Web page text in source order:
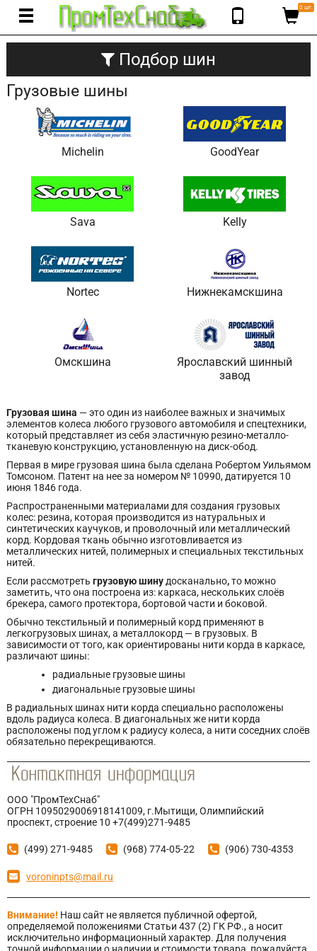
0 шт.
Подбор шин
Грузовые шины
Michelin GoodYear
Sava Kelly
Nortec Нижнекамскшина
Омскшина
Ярославский шинный
завод
Грузовая шина — это один из наиболее важных и значимых
элементов колеса любого грузового автомобиля и спецтехники,
который представляет из себя эластичную резино-металло-
тканевую конструкцию, установленную на диск-обод.
Первая в мире грузовая шина была сделана Робертом Уильямом
Томсоном. Патент на нее за номером № 10990, датируется 10
июня 1846 года.
Распространенными материалами для создания грузовых
колес: резина, которая производится из натуральных и
синтетических каучуков, и проволочный или металлический
корд. Кордовая ткань обычно изготовливается из
металлических нитей, полимерных и специальных текстильных
нитей.
Если рассмотреть грузовую шину досканально,то можно
заметить, что она построена из: каркаса, нескольких слоёв
брекера, самого протектора, бортовой части и боковой.
Обычно текстильный и полимерный корд применяют в
легкогрузовых шинах, а металлокорд — в грузовых. В
зависимости от того, как ориентированы нити корда в каркасе,
различают шины:
радиальные грузовые шины
диагональные грузовые шины
В радиальных шинах нити корда специально расположены
вдоль радиуса колеса. В диагональных же нити корда
расположены под углом к радиусу колеса, а нити соседних слоёв
обязательно перекрещиваются.
ООО "ПромТехСнаб"
ОГРН 1095029006918141009, г.Мытищи, Олимпийский
проспект, строение 10 +7(499)271-9485
(499) 271-9485 (968) 774-05-22 (906) 730-4353
voroninpts@mail.ru
Внимание! Наш сайт не является публичной офертой,
определяемой положениями Статьи 437 (2) ГК РФ., а носит
исключительно информационный характер. Для получения